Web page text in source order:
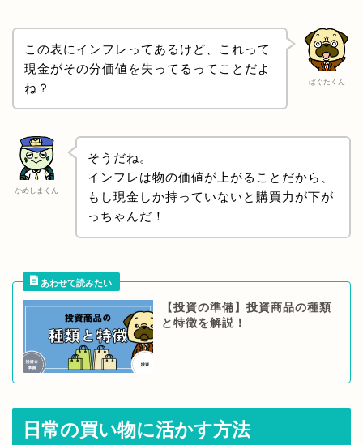
ぱぐたくん
この表にインフレってあるけど、これって
現金がその分価値を失ってるってことだよ
ね？
かめしまくん
そうだね。
インフレは物の価値が上がることだから、
もし現金しか持っていないと購買力が下が
っちゃんだ！
【投資の準備】投資商品の種類
と特徴を解説！
日常の買い物に活かす方法